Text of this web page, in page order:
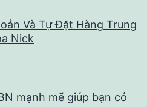
Và Tự Đặt Hàng Trung
Nick
mạnh mẽ giúp bạn có